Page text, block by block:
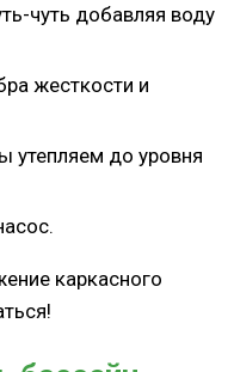
чуть добавляя воду
жесткости и
утепляем до уровня
каркасного